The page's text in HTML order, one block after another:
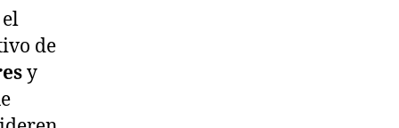
de
y